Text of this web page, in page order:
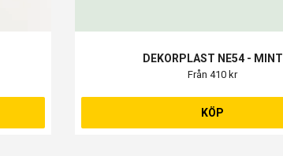
DEKORPLAST NE54 - MINT
Från 410 kr
KÖP